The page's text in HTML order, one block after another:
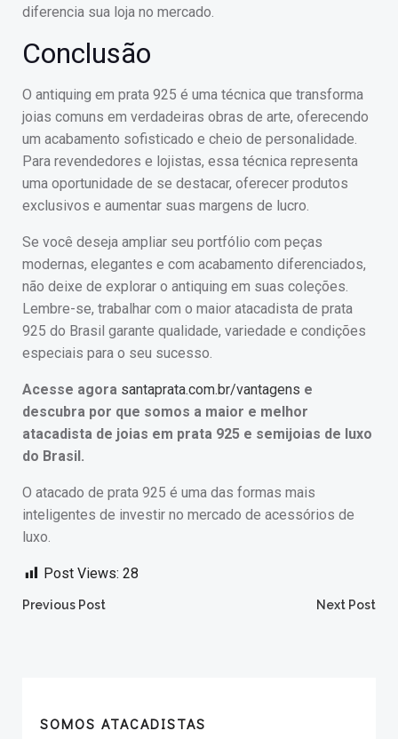
diferencia sua loja no mercado.
Conclusão
O antiquing em prata 925 é uma técnica que transforma
joias comuns em verdadeiras obras de arte, oferecendo
um acabamento sofisticado e cheio de personalidade.
Para revendedores e lojistas, essa técnica representa
uma oportunidade de se destacar, oferecer produtos
exclusivos e aumentar suas margens de lucro.
Se você deseja ampliar seu portfólio com peças
modernas, elegantes e com acabamento diferenciados,
não deixe de explorar o antiquing em suas coleções.
Lembre-se, trabalhar com o maior atacadista de prata
925 do Brasil garante qualidade, variedade e condições
especiais para o seu sucesso.
Acesse agora santaprata.com.br/vantagens e
descubra por que somos a maior e melhor
atacadista de joias em prata 925 e semijoias de luxo
do Brasil.
O atacado de prata 925 é uma das formas mais
inteligentes de investir no mercado de acessórios de
luxo.
Post Views: 28
Post
Previous Post Next Post
SOMOS ATACADISTAS